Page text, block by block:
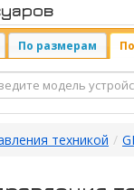
По размерам
техникой /